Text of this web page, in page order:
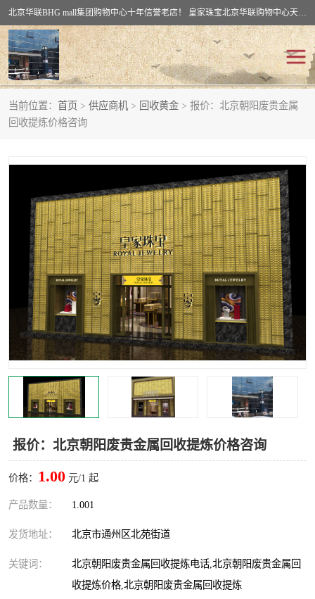
北京华联BHG mall集团购物中心十年信誉老店！ 皇家珠宝北京华联购物中心天时名苑店竭诚欢迎您。 北京市通州区（八通线）通州北苑地铁华联购物中心一层皇家珠宝 北京皇家珠宝通州黄金回收黄金首饰加工店（八通线: 通州北苑地铁华联店）：通州区通州北苑地铁华联购物中心一层皇家珠宝。
当前位置： 首页 > 供应商机 > 回收黄金 > 报价：北京朝阳废贵金属
回收提炼价格咨询
报价：北京朝阳废贵金属回收提炼价格咨询
价格： 1.00 元/1 起
产品数量： 1.001
发货地址： 北京市通州区北苑街道
关键词：
北京朝阳废贵金属回收提炼电话,北京朝阳废贵金属回
收提炼价格,北京朝阳废贵金属回收提炼
回收黄金
回收翡翠玉石